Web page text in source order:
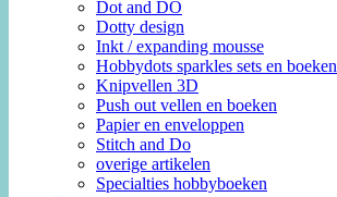
Dot and DO
Dotty design
Inkt / expanding mousse
Hobbydots sparkles sets en boeken
Knipvellen 3D
Push out vellen en boeken
Papier en enveloppen
Stitch and Do
overige artikelen
Specialties hobbyboeken